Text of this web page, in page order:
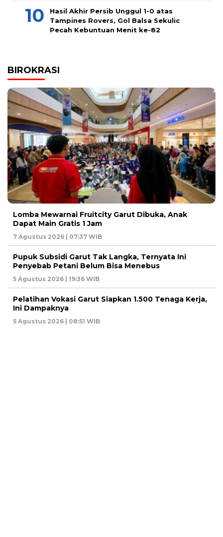
Hasil Akhir Persib Unggul 1-0 atas
Tampines Rovers, Gol Balsa Sekulic
Pecah Kebuntuan Menit ke-82
BIROKRASI
Lomba Mewarnai Fruitcity Garut Dibuka, Anak
Dapat Main Gratis 1 Jam
7 Agustus 2026 | 07:37 WIB
Pupuk Subsidi Garut Tak Langka, Ternyata Ini
Penyebab Petani Belum Bisa Menebus
5 Agustus 2026 | 19:36 WIB
Pelatihan Vokasi Garut Siapkan 1.500 Tenaga Kerja,
Ini Dampaknya
5 Agustus 2026 | 08:51 WIB